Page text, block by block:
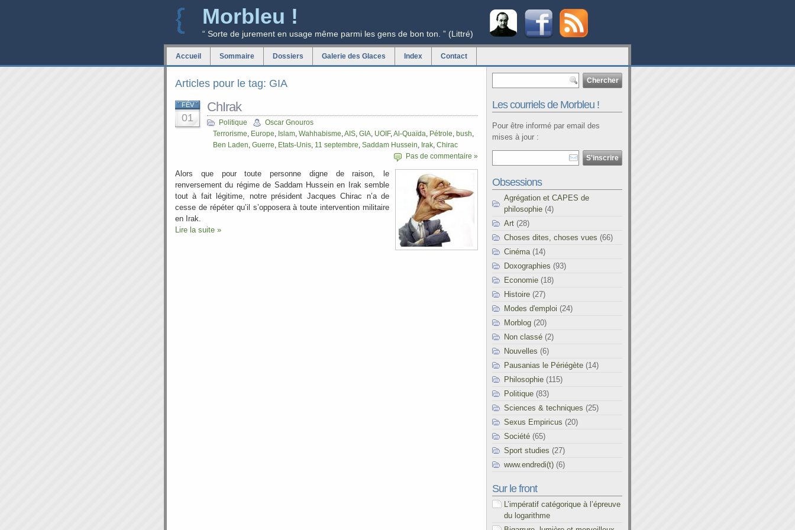
Morbleu !
“ Sorte de jurement en usage même parmi les gens de bon ton. ” (Littré)
Accueil Sommaire Dossiers Galerie des Glaces Index Contact
Articles pour le tag: GIA
FÉV
01
ChIrak
Politique
Oscar Gnouros
Terrorisme, Europe, Islam, Wahhabisme,AIS, GIA, UOIF,Al-Quaïda, Pétrole, bush,
Ben Laden, Guerre, Etats-Unis, 11 septembre, Saddam Hussein, Irak, Chirac
Pas de commentaire »
Alors que pour toute personne digne de raison, le
renversement du régime de Saddam Hussein en Irak semble
tout à fait légitime, notre président Jacques Chirac n’a de
cesse de répéter qu’il s’opposera à toute intervention militaire
en Irak.
Lire la suite »
Les courriels de Morbleu !
Pour être informé par email des
mises à jour :
Obsessions
Agrégation et CAPES de
philosophie (4)
Art (28)
Choses dites, choses vues (66)
Cinéma (14)
Doxographies (93)
Economie (18)
Histoire (27)
Modes d'emploi (24)
Morblog (20)
Non classé (2)
Nouvelles (6)
Pausanias le Périégète (14)
Philosophie (115)
Politique (83)
Sciences & techniques (25)
Sexus Empiricus (20)
Société (65)
Sport studies (27)
www.endredi(t) (6)
Sur le front
L’impératif catégorique à l’épreuve
du logarithme